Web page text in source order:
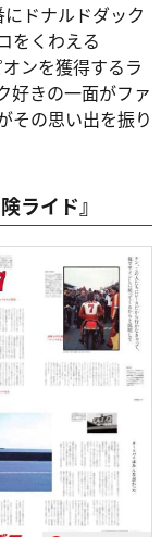
ドナルドダック
をくわえる
ンを獲得するラ
好きの一面がファ
その思い出を振り
ライド』